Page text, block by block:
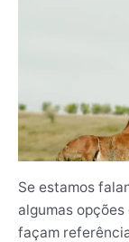
Se estamos
algumas
façam